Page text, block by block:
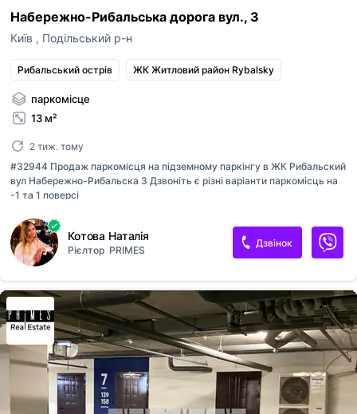
Набережно-Рибальська дорога вул., 3
Київ , Подільський р-н
Рибальський острів ЖК Житловий район Rybalsky
паркомісце
13 м²
2 тиж. тому
#32944 Продаж паркомісця на підземному паркінгу в ЖК Рибальский
вул Набережно-Рибальска 3 Дзвоніть є різні варіанти паркомісць на
-1 та 1 поверсі
Котова Наталія
Рієлтор PRIMES
Дзвінок